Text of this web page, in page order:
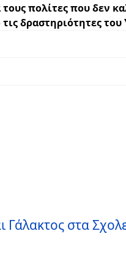
πολίτες που δεν
δραστηριότητες
στα